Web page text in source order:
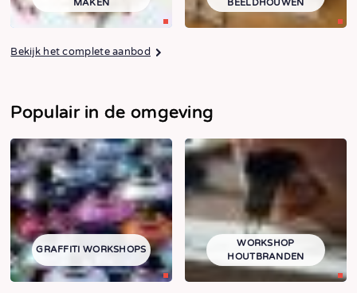
MAKEN
BEELDHOUWEN
Bekijk het complete aanbod
Populair in de omgeving
GRAFFITI WORKSHOPS
WORKSHOP
HOUTBRANDEN